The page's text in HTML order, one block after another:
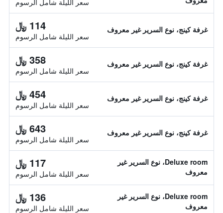
سعر الليلة شامل الرسوم
غرفة كينج، نوع السرير غير معروف 114 ﷼
سعر الليلة شامل الرسوم
غرفة كينج، نوع السرير غير معروف 358 ﷼
سعر الليلة شامل الرسوم
غرفة كينج، نوع السرير غير معروف 454 ﷼
سعر الليلة شامل الرسوم
غرفة كينج، نوع السرير غير معروف 643 ﷼
سعر الليلة شامل الرسوم
Deluxe room، نوع السرير غير
معروف
117 ﷼
سعر الليلة شامل الرسوم
Deluxe room، نوع السرير غير
معروف
136 ﷼
سعر الليلة شامل الرسوم